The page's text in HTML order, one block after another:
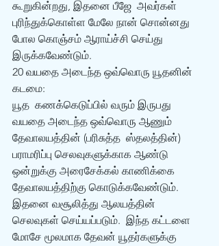
கூறுகின்றது, இதனை பீஜே  அவர்கள்
புரிந்துக்கொள்ள மேலே நான் சொன்னது
போல கொஞ்சம் ஆராய்ச்சி செய்து
இருக்கவேண்டும்.
20 வயதை அடைந்த ஒவ்வொரு யூதனின்
கடமை:
யூத  கணக்கெடுப்பில் வரும் இருபது
வயதை அடைந்த ஒவ்வொரு ஆணும்
தேவாலயத்தின் (பரிசுத்த  ஸ்தலத்தின்)
பராமரிப்பு செலவுகளுக்காக ஆண்டு
ஒன்றுக்கு அரைசேக்கல் காணிக்கை
தேவாலயத்திற்கு கொடுக்கவேண்டும்.
இதனை வசூலித்து ஆலயத்தின்
செலவுகள் செய்யப்படும்.  இந்த கட்டளை
மோசே மூலமாக தேவன் யூதர்களுக்கு